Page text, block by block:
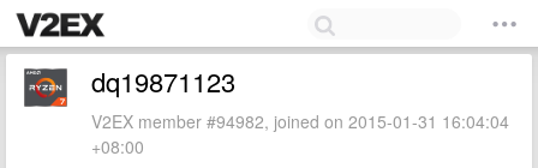
dq19871123
V2EX member #94982, joined on 2015-01-31 16:04:04
+08:00